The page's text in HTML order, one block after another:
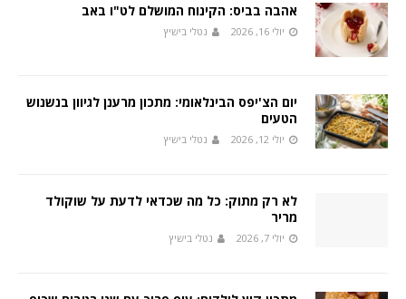
אהבה בביס: הקינוח המושלם לט"ו באב
יולי 16, 2026 נטלי בישיץ
יום הצ'יפס הבינלאומי: מתכון מרענן לגיוון בנשנוש
הטעים
יולי 12, 2026 נטלי בישיץ
לא רק מתוק: כל מה שכדאי לדעת על שוקולד
מריר
יולי 7, 2026 נטלי בישיץ